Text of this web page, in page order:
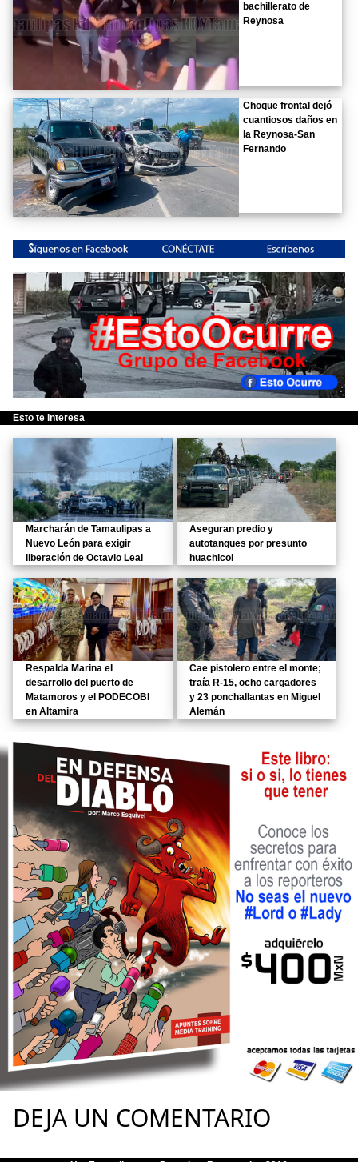
bachillerato de
Reynosa
Choque frontal dejó
cuantiosos daños en
la Reynosa-San
Fernando
Esto te Interesa
Marcharán de Tamaulipas a
Nuevo León para exigir
liberación de Octavio Leal
Aseguran predio y
autotanques por presunto
huachicol
Respalda Marina el
desarrollo del puerto de
Matamoros y el PODECOBI
en Altamira
Cae pistolero entre el monte;
traía R-15, ocho cargadores
y 23 ponchallantas en Miguel
Alemán
DEJA UN COMENTARIO